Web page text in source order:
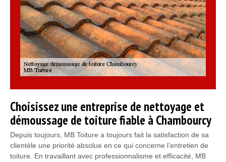
Choisissez une entreprise de nettoyage et
démoussage de toiture fiable à Chambourcy
Depuis toujours, MB Toiture a toujours fait la satisfaction de sa
clientèle une priorité absolue en ce qui concerne l’entretien de
toiture. En travaillant avec professionnalisme et efficacité, MB